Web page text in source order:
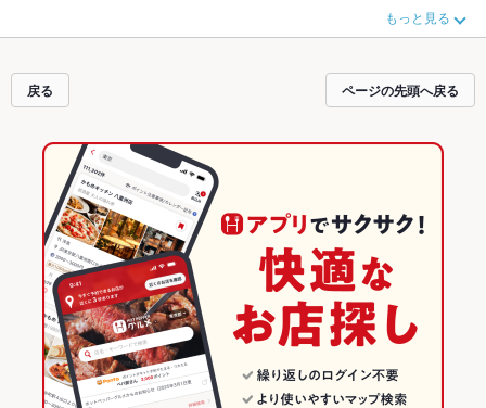
や季節のおすすめ料理など、お店の最新情報をご紹
介しているので安心！24時間使える簡単便利なネット予約が使えるお店も拡大
お得に便利にホットペッパーグルメをご利用ください。
もっと見る
戻る ページの先頭へ戻る